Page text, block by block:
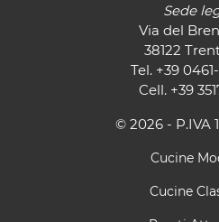
Sede
Via del
38122
Tel. +39
Cell. +39
© 2026 - P.IVA
Cucine
Cucine